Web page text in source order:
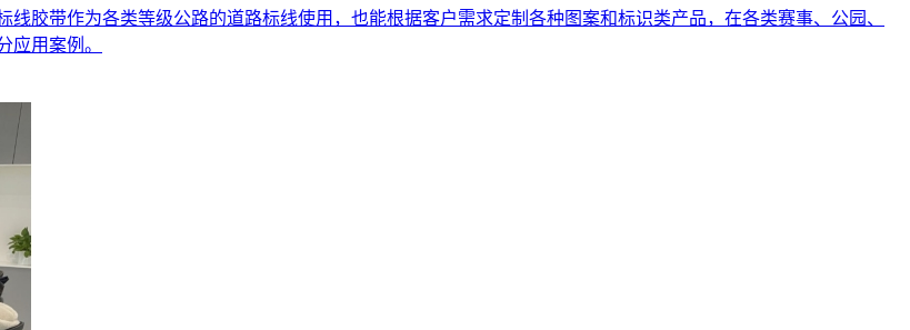
胶带作为各类等级公路的道路标线使用，也能根据客户需求定制各种图案和标识类产品，在各类赛事、公园、
应用案例。